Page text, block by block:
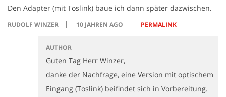
Den Adapter (mit Toslink) baue ich dann später dazwischen.
RUDOLF WINZER 10 JAHREN AGO PERMALINK
AUTHOR
Guten Tag Herr Winzer,
danke der Nachfrage, eine Version mit optischem
Eingang (Toslink) beifindet sich in Vorbereitung.